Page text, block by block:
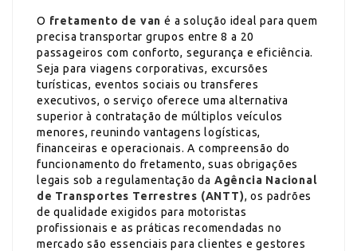
O fretamento de van é a solução ideal para quem
precisa transportar grupos entre 8 a 20
passageiros com conforto, segurança e eficiência.
Seja para viagens corporativas, excursões
turísticas, eventos sociais ou transferes
executivos, o serviço oferece uma alternativa
superior à contratação de múltiplos veículos
menores, reunindo vantagens logísticas,
financeiras e operacionais. A compreensão do
funcionamento do fretamento, suas obrigações
legais sob a regulamentação da Agência Nacional
de Transportes Terrestres (ANTT), os padrões
de qualidade exigidos para motoristas
profissionais e as práticas recomendadas no
mercado são essenciais para clientes e gestores